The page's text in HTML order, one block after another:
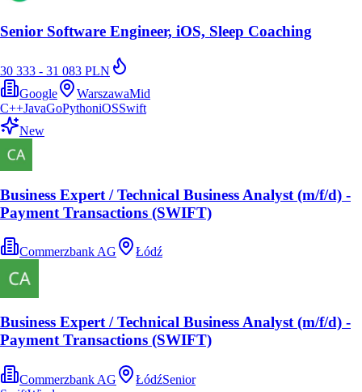
Senior Software Engineer, iOS, Sleep Coaching
30 333 - 31 083 PLN
Google
WarszawaMid
C++JavaGoPythoniOSSwift
New
Business Expert / Technical Business Analyst (m/f/d) -
Payment Transactions (SWIFT)
Commerzbank AG Łódź
Business Expert / Technical Business Analyst (m/f/d) -
Payment Transactions (SWIFT)
Commerzbank AG ŁódźSenior